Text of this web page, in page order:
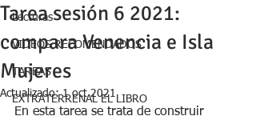
Lecturas
VIDEOS RECOMENDADOS
TAREAS
EXTRATERRENAL EL LIBRO
Tarea sesión 6 2021:
compara Venencia e Isla
Mujeres
Actualizado:1 oct 2021
En esta tarea se trata de construir